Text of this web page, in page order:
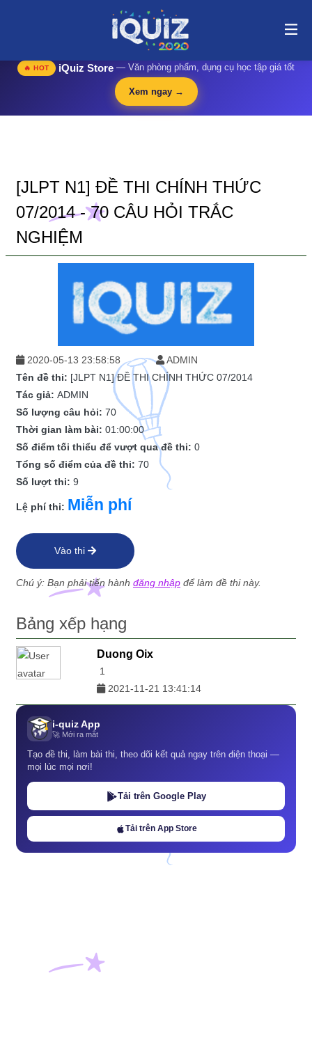
[JLPT N1] Đề Thi Chính Thức 07/2014 - 70 Câu Hỏi Trắc Nghiệm | i-
quiz.vn@stop article@stop
🛍️
🔥 HOT iQuiz Store — Văn phòng phẩm, dụng cụ học tập giá tốt
Xem ngay →
[JLPT N1] ĐỀ THI CHÍNH THỨC
07/2014 - 70 CÂU HỎI TRẮC
NGHIỆM
2020-05-13 23:58:58
ADMIN
Tên đề thi: [JLPT N1] ĐỀ THI CHÍNH THỨC 07/2014
Tác giả: ADMIN
Số lượng câu hỏi: 70
Thời gian làm bài: 01:00:00
Số điểm tối thiểu để vượt qua đề thi: 0
Tổng số điểm của đề thi: 70
Số lượt thi: 9
Lệ phí thi: Miễn phí
Vào thi
Chú ý: Bạn phải tiến hành đăng nhập để làm đề thi này.
Bảng xếp hạng
Duong Oix
1
2021-11-21 13:41:14
i-quiz App
🚀 Mới ra mắt
Tạo đề thi, làm bài thi, theo dõi kết quả ngay trên điện thoại —
mọi lúc mọi nơi!
Tải trên Google Play
Tải trên App Store